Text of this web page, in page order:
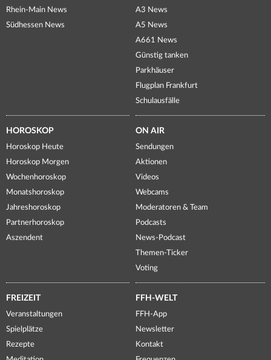
Rhein-Main News
Südhessen News
A3 News
A5 News
A661 News
Günstig tanken
Parkhäuser
Flugplan Frankfurt
Schulausfälle
HOROSKOP
Horoskop Heute
Horoskop Morgen
Wochenhoroskop
Monatshoroskop
Jahreshoroskop
Partnerhoroskop
Aszendent
ON AIR
Sendungen
Aktionen
Videos
Webcams
Moderatoren & Team
Podcasts
News-Podcast
Themen-Ticker
Voting
FREIZEIT
Veranstaltungen
Spielplätze
Rezepte
FFH-WELT
FFH-App
Newsletter
Kontakt